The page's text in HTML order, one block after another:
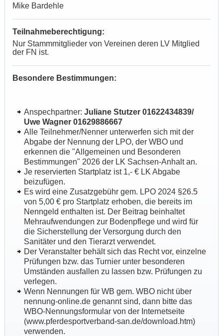
Mike Bardehle
Teilnahmeberechtigung:
Nur Stammmitglieder von Vereinen deren LV Mitglied
der FN ist.
Besondere Bestimmungen:
Anspechpartner: Juliane Stutzer 01622434839/
Uwe Wagner 01629886667
Alle Teilnehmer/Nenner unterwerfen sich mit der
Abgabe der Nennung der LPO, der WBO und
erkennen die "Allgemeinen und Besonderen
Bestimmungen" 2026 der LK Sachsen-Anhalt an.
Je reservierten Startplatz ist 1,- € LK Abgabe
beizufügen.
Es wird eine Zusatzgebühr gem. LPO 2024 §26.5
von 5,00 € pro Startplatz erhoben, die bereits im
Nenngeld enthalten ist. Der Beitrag beinhaltet
Mehraufwendungen zur Bodenpflege und wird für
die Sicherstellung der Versorgung durch den
Sanitäter und den Tierarzt verwendet.
Der Veranstalter behält sich das Recht vor, einzelne
Prüfungen bzw. das Turnier unter besonderen
Umständen ausfallen zu lassen bzw. Prüfungen zu
verlegen.
Wenn Nennungen für WB gem. WBO nicht über
nennung-online.de genannt sind, dann bitte das
WBO-Nennungsformular von der Internetseite
(www.pferdesportverband-san.de/download.htm)
verwenden.